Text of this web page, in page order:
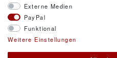
© Copyright 2026 DarXity
und Style durch
Externe Medien
PayPal
Funktional
Weitere Einstellungen